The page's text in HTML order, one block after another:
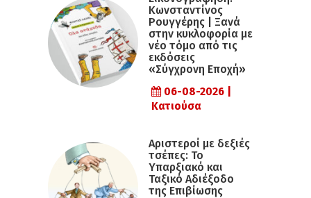
Κωνσταντίνος
Ρουγγέρης | Ξανά
στην κυκλοφορία με
νέο τόμο από τις
εκδόσεις
«Σύγχρονη Εποχή»
06-08-2026 |
Κατιούσα
Αριστεροί με δεξιές
τσέπες: Το
Υπαρξιακό και
Ταξικό Αδιέξοδο
της Επιβίωσης